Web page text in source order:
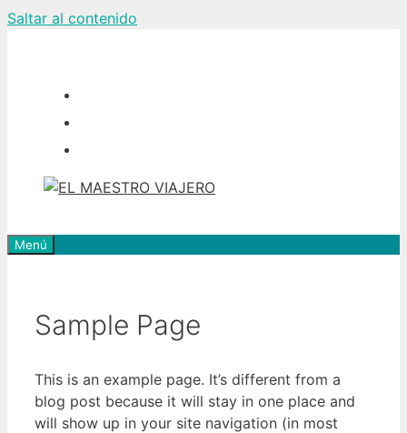
Saltar al contenido
Menú
Sample Page
This is an example page. It’s different from a
blog post because it will stay in one place and
will show up in your site navigation (in most